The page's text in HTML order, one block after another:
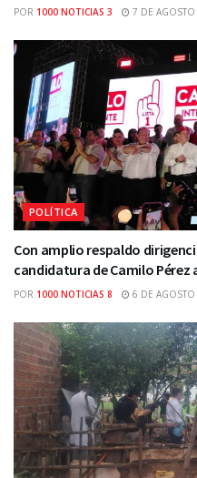
POR 1000 NOTICIAS 3 7 DE
POLÍTICA
Con amplio respaldo
candidatura de Camilo Pérez
POR 1000 NOTICIAS 8 6 DE